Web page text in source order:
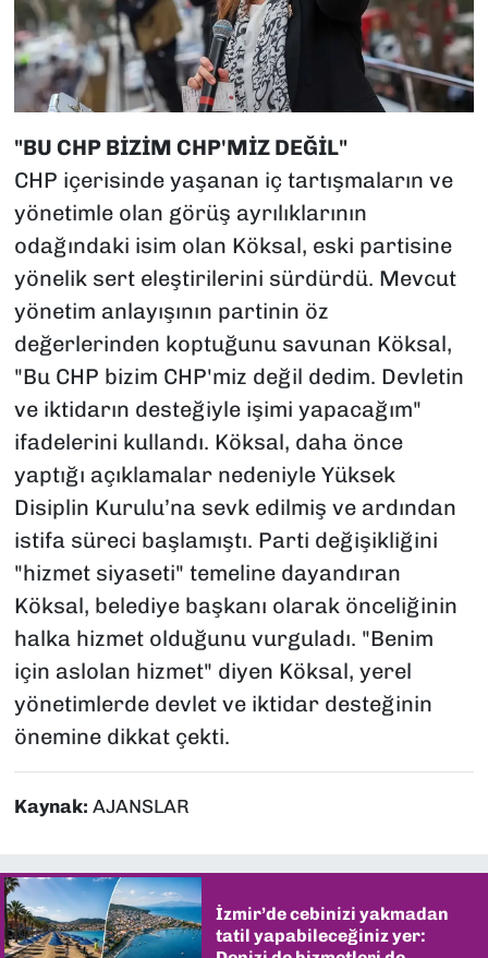
"BU CHP BİZİM CHP'MİZ DEĞİL"
CHP içerisinde yaşanan iç tartışmaların ve
yönetimle olan görüş ayrılıklarının
odağındaki isim olan Köksal, eski partisine
yönelik sert eleştirilerini sürdürdü. Mevcut
yönetim anlayışının partinin öz
değerlerinden koptuğunu savunan Köksal,
"Bu CHP bizim CHP'miz değil dedim. Devletin
ve iktidarın desteğiyle işimi yapacağım"
ifadelerini kullandı. Köksal, daha önce
yaptığı açıklamalar nedeniyle Yüksek
Disiplin Kurulu’na sevk edilmiş ve ardından
istifa süreci başlamıştı. Parti değişikliğini
"hizmet siyaseti" temeline dayandıran
Köksal, belediye başkanı olarak önceliğinin
halka hizmet olduğunu vurguladı. "Benim
için aslolan hizmet" diyen Köksal, yerel
yönetimlerde devlet ve iktidar desteğinin
önemine dikkat çekti.
Kaynak: AJANSLAR
İzmir’de cebinizi yakmadan
tatil yapabileceğiniz yer: